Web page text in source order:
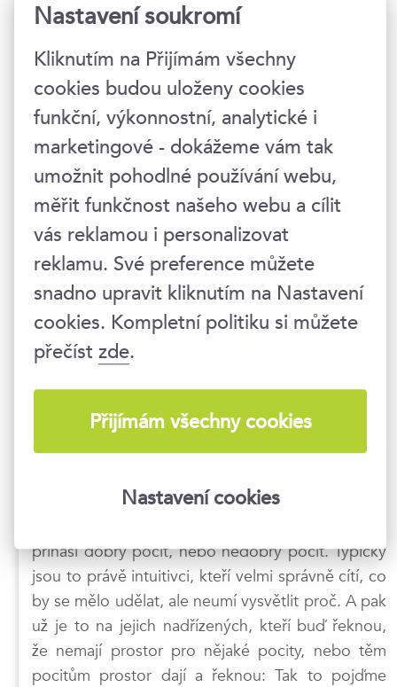
situací nedělat. Protože když něco uděláme,
rozhodnutí. A je pohodlnější, když můžeme ze
svých problémů obviňovat někoho jiného. Když
někoho koučuji, nedávám mu rady, protože rada
může být zároveň i ranou, může ublížit. Já mohu
dát nějaký tip, ale ten člověk musí sám převzít
odpovědnost a sám řešit svůj život.
Nastavení mysli je důležité, ale člověk by se asi
neměl ztotožňovat pouze se svou myslí. Jsou v
byznysu relevantní i pocity?
Psychologicky si všímám, že existují dvě kategorie
manažerů: ti, kteří jsou zaměření na cíle a
pozicích se soustředí právě na ten výkon, protože
logicky potřebují prezentovat výsledky. Sledují
angažovanost a spokojenost. Pro mě jsou pocity
přináší dobrý pocit, nebo nedobrý pocit. Typicky
jsou to právě intuitivci, kteří velmi správně cítí, co
by se mělo udělat, ale neumí vysvětlit proč. A pak
už je to na jejich nadřízených, kteří buď řeknou,
že nemají prostor pro nějaké pocity, nebo těm
pocitům prostor dají a řeknou: Tak to pojďme
Nastavení soukromí
Kliknutím na Přijímám všechny
cookies budou uloženy cookies
funkční, výkonnostní, analytické i
marketingové - dokážeme vám tak
umožnit pohodlné používání webu,
měřit funkčnost našeho webu a cílit
vás reklamou i personalizovat
reklamu. Své preference můžete
snadno upravit kliknutím na Nastavení
cookies. Kompletní politiku si můžete
přečístzde.
Přijímám všechny cookies
Nastavení cookies